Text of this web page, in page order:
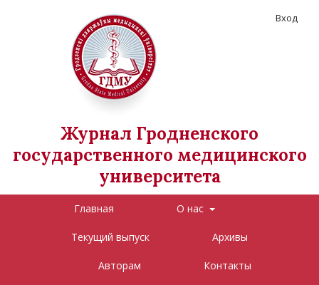
Журнал Гродненского
государственного медицинского
университета
Главная О нас
Текущий выпуск Архивы
Авторам Контакты
Вход